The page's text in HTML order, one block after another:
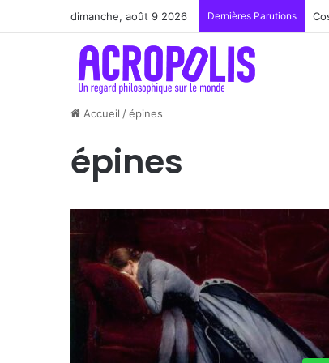
dimanche, août 9 2026 Dernières Parutions
Accueil /épines
épines